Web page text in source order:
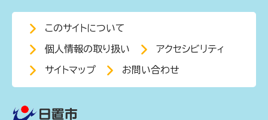
このサイトについて
個人情報の取り扱い アクセシビリティ
サイトマップ お問い合わせ